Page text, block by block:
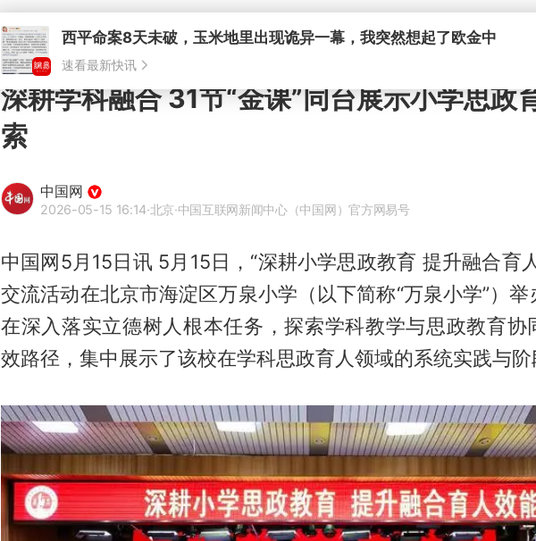
西平命案8天未破，玉米地里出现诡异一幕，我突然想起了欧金中
速看最新快讯
深耕学科融合 31节“金课”同台展示小学思政
索
中国网
2026-05-15 16:14·北京·中国互联网新闻中心（中国网）官方网易号
中国网5月15日讯 5月15日，“深耕小学思政教育 提升融合育
交流活动在北京市海淀区万泉小学（以下简称“万泉小学”）举
在深入落实立德树人根本任务，探索学科教学与思政教育协
效路径，集中展示了该校在学科思政育人领域的系统实践与阶